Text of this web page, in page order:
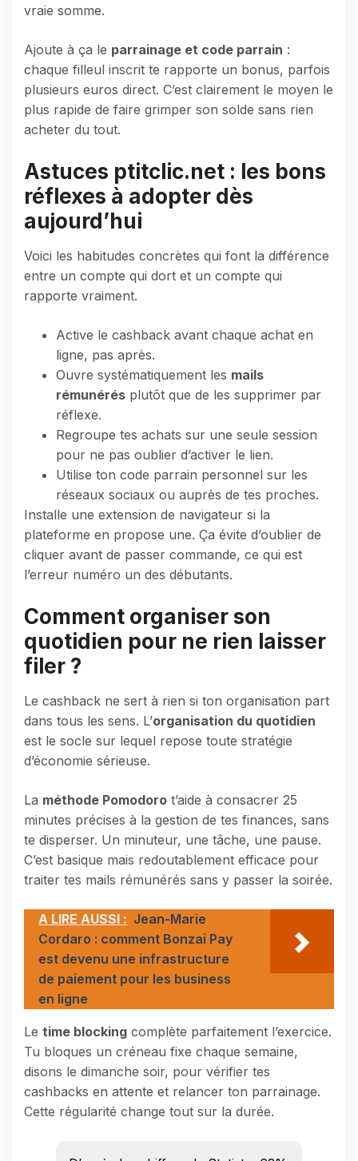
vraie somme.
Ajoute à ça le parrainage et code parrain :
chaque filleul inscrit te rapporte un bonus, parfois
plusieurs euros direct. C’est clairement le moyen le
plus rapide de faire grimper son solde sans rien
acheter du tout.
Astuces ptitclic.net : les bons
réflexes à adopter dès
aujourd’hui
Voici les habitudes concrètes qui font la différence
entre un compte qui dort et un compte qui
rapporte vraiment.
Active le cashback avant chaque achat en
ligne, pas après.
Ouvre systématiquement les mails
rémunérés plutôt que de les supprimer par
réflexe.
Regroupe tes achats sur une seule session
pour ne pas oublier d’activer le lien.
Utilise ton code parrain personnel sur les
réseaux sociaux ou auprès de tes proches.
Installe une extension de navigateur si la
plateforme en propose une. Ça évite d’oublier de
cliquer avant de passer commande, ce qui est
l’erreur numéro un des débutants.
Comment organiser son
quotidien pour ne rien laisser
filer ?
Le cashback ne sert à rien si ton organisation part
dans tous les sens. L’organisation du quotidien
est le socle sur lequel repose toute stratégie
d’économie sérieuse.
La méthode Pomodoro t’aide à consacrer 25
minutes précises à la gestion de tes finances, sans
te disperser. Un minuteur, une tâche, une pause.
C’est basique mais redoutablement efficace pour
traiter tes mails rémunérés sans y passer la soirée.
A LIRE AUSSI : Jean-Marie
Cordaro : comment Bonzai Pay
est devenu une infrastructure
de paiement pour les business
en ligne
Le time blocking complète parfaitement l’exercice.
Tu bloques un créneau fixe chaque semaine,
disons le dimanche soir, pour vérifier tes
cashbacks en attente et relancer ton parrainage.
Cette régularité change tout sur la durée.